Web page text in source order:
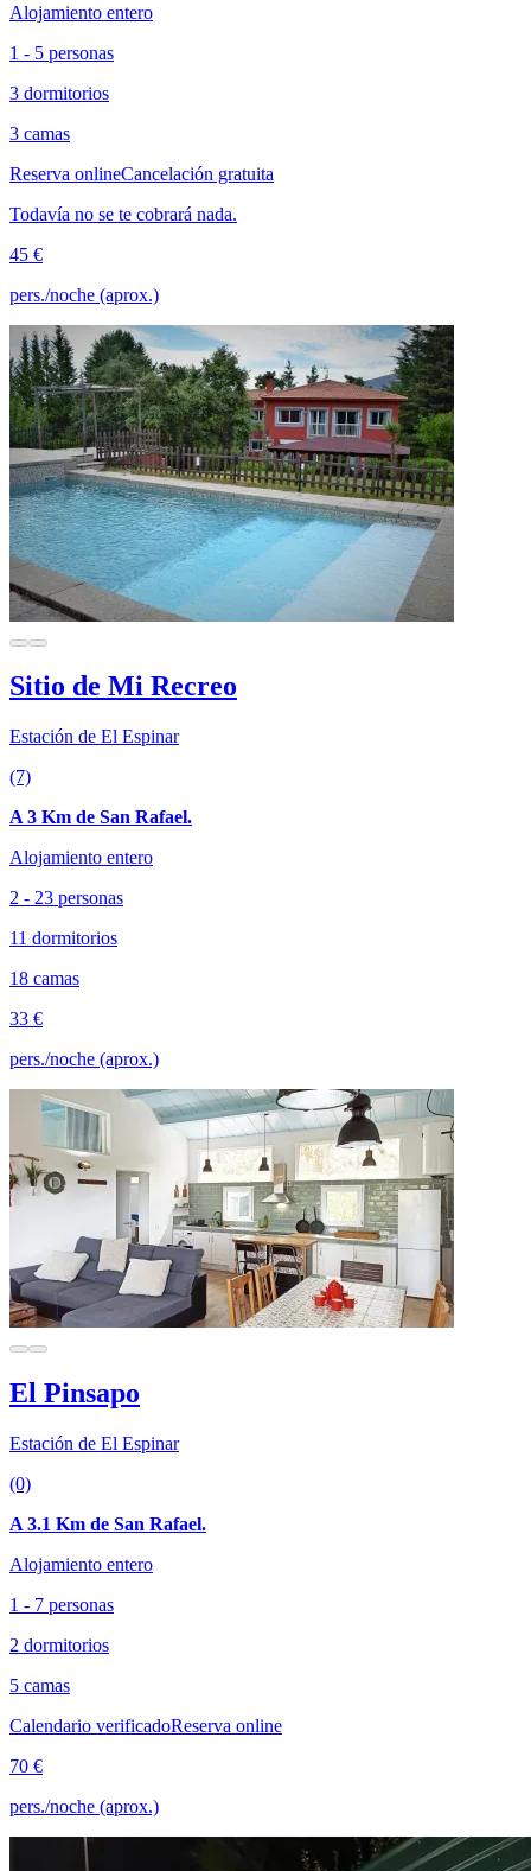
Alojamiento entero
1 - 5 personas
3 dormitorios
3 camas
Reserva onlineCancelación gratuita
Todavía no se te cobrará nada.
45 €
pers./noche (aprox.)
Sitio de Mi Recreo
Estación de El Espinar
(7)
A 3 Km de San Rafael.
Alojamiento entero
2 - 23 personas
11 dormitorios
18 camas
33 €
pers./noche (aprox.)
El Pinsapo
Estación de El Espinar
(0)
A 3.1 Km de San Rafael.
Alojamiento entero
1 - 7 personas
2 dormitorios
5 camas
Calendario verificadoReserva online
70 €
pers./noche (aprox.)